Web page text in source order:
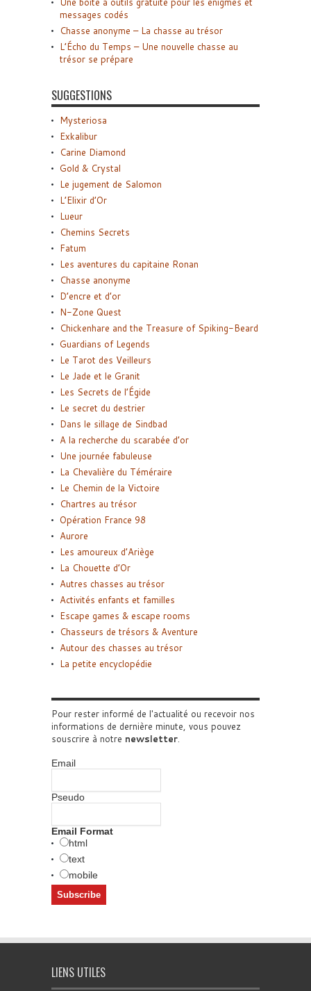
messages codés
Chasse anonyme – La chasse au trésor
L’Écho du Temps – Une nouvelle chasse au
trésor se prépare
SUGGESTIONS
Mysteriosa
Exkalibur
Carine Diamond
Gold & Crystal
Le jugement de Salomon
L’Elixir d’Or
Lueur
Chemins Secrets
Fatum
Les aventures du capitaine Ronan
Chasse anonyme
D’encre et d’or
N-Zone Quest
Chickenhare and the Treasure of Spiking-Beard
Guardians of Legends
Le Tarot des Veilleurs
Le Jade et le Granit
Les Secrets de l’Égide
Le secret du destrier
Dans le sillage de Sindbad
A la recherche du scarabée d’or
Une journée fabuleuse
La Chevalière du Téméraire
Le Chemin de la Victoire
Chartres au trésor
Opération France 98
Aurore
Les amoureux d’Ariège
La Chouette d’Or
Autres chasses au trésor
Activités enfants et familles
Escape games & escape rooms
Chasseurs de trésors & Aventure
Autour des chasses au trésor
La petite encyclopédie
Pour rester informé de l'actualité ou recevoir nos
informations de dernière minute, vous pouvez
souscrire à notre newsletter.
Email
Pseudo
Email Format
html
text
mobile
LIENS UTILES